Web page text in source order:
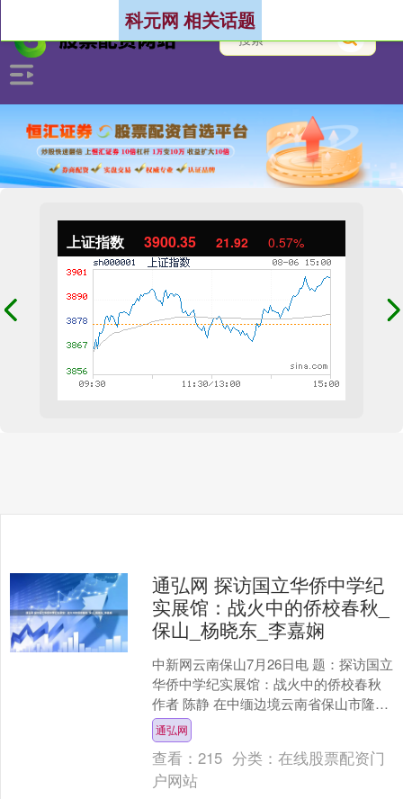
上证指数 3900.35 21.92 0.57%
科元网 相关话题
通弘网 探访国立华侨中学纪
实展馆：战火中的侨校春秋_
保山_杨晓东_李嘉娴
中新网云南保山7月26日电 题：探访国立
华侨中学纪实展馆：战火中的侨校春秋
作者 陈静 在中缅边境云南省保山市隆阳
区的晨雾中，腾阳会馆飞檐翘角、古色
古香。走入其....
通弘网
查看：215 分类：在线股票配资门
户网站